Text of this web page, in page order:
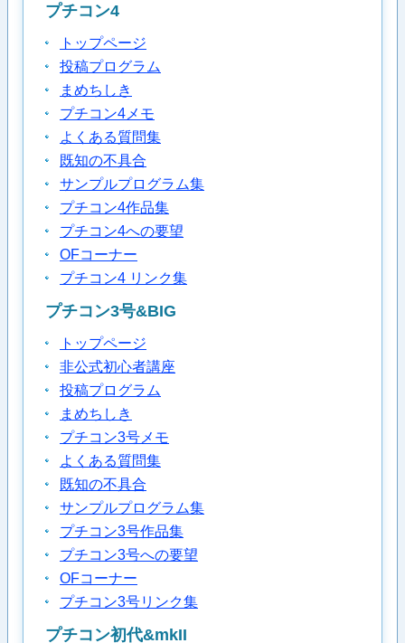
プチコン4
トップページ
投稿プログラム
まめちしき
プチコン4メモ
よくある質問集
既知の不具合
サンプルプログラム集
プチコン4作品集
プチコン4への要望
OFコーナー
プチコン4 リンク集
プチコン3号&BIG
トップページ
非公式初心者講座
投稿プログラム
まめちしき
プチコン3号メモ
よくある質問集
既知の不具合
サンプルプログラム集
プチコン3号作品集
プチコン3号への要望
OFコーナー
プチコン3号リンク集
プチコン初代&mkII